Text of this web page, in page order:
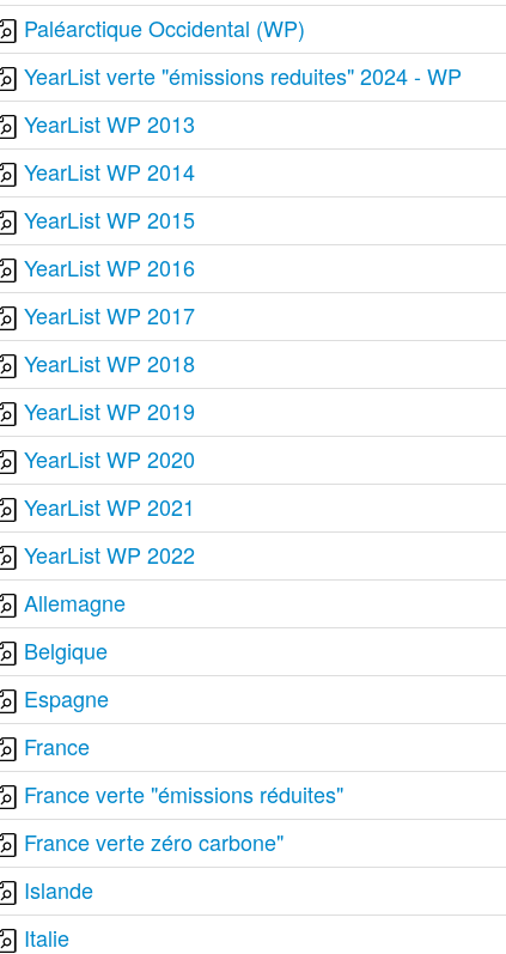
Paléarctique Occidental (WP)
YearList verte "émissions reduites" 2024 - WP
YearList WP 2013
YearList WP 2014
YearList WP 2015
YearList WP 2016
YearList WP 2017
YearList WP 2018
YearList WP 2019
YearList WP 2020
YearList WP 2021
YearList WP 2022
Allemagne
Belgique
Espagne
France
France verte "émissions réduites"
France verte zéro carbone"
Islande
Italie